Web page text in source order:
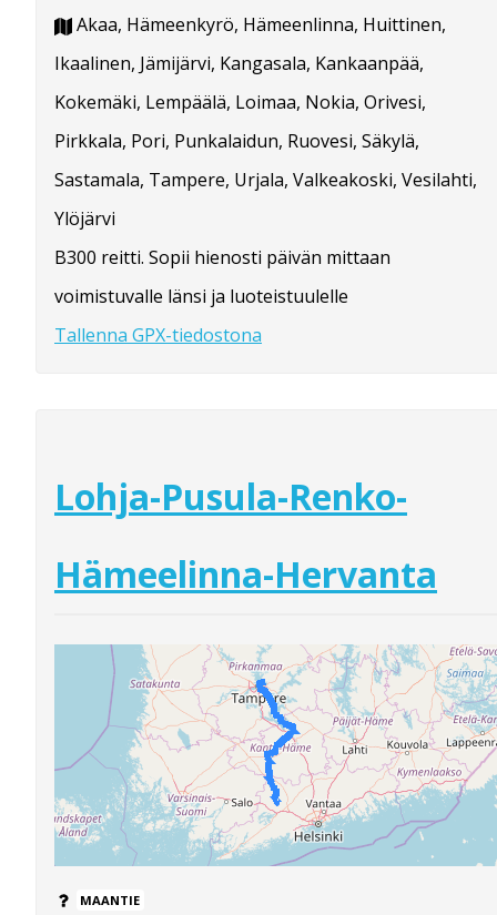
Akaa, Hämeenkyrö, Hämeenlinna, Huittinen,
Ikaalinen, Jämijärvi, Kangasala, Kankaanpää,
Kokemäki, Lempäälä, Loimaa, Nokia, Orivesi,
Pirkkala, Pori, Punkalaidun, Ruovesi, Säkylä,
Sastamala, Tampere, Urjala, Valkeakoski, Vesilahti,
Ylöjärvi
B300 reitti. Sopii hienosti päivän mittaan
voimistuvalle länsi ja luoteistuulelle
Tallenna GPX-tiedostona
Lohja-Pusula-Renko-
Hämeelinna-Hervanta
MAANTIE